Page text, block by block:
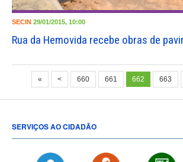
SECIN 29/01/2015, 10:00
Rua da Hemovida recebe obras de
« < 660 661 662 663
SERVIÇOS AO CIDADÃO